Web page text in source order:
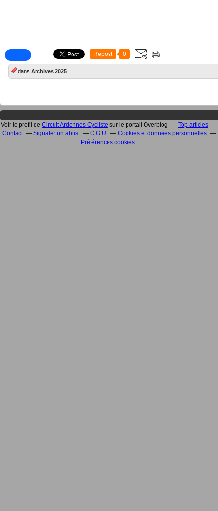
Repost 0
dans Archives 2025
Voir le profil de Circuit Ardennes Cycliste sur le portail Overblog
Top articles
Contact
Signaler un abus C.G.U.
Cookies et données personnelles
Préférences cookies